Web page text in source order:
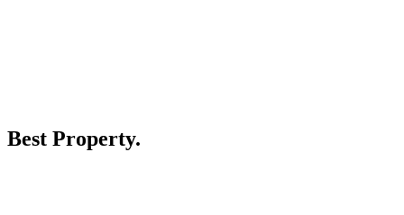
Best Property.